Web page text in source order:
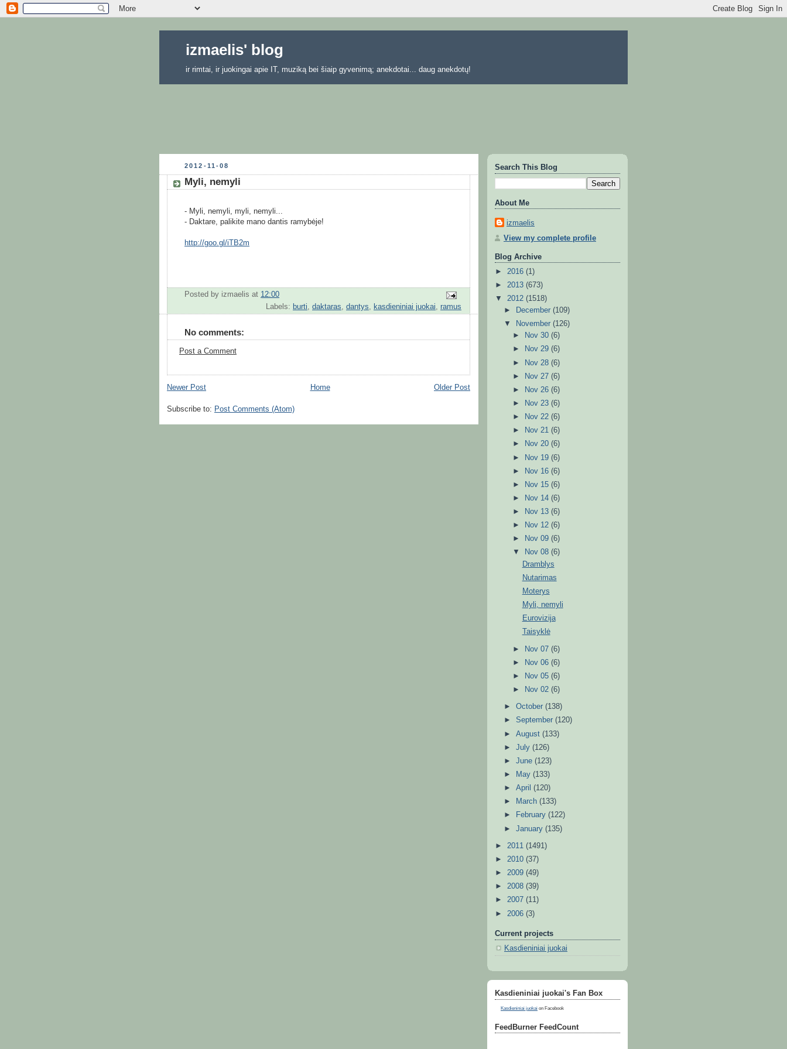
izmaelis' blog
ir rimtai, ir juokingai apie IT, muziką bei šiaip gyvenimą; anekdotai... daug anekdotų!
2012-11-08
Myli, nemyli
- Myli, nemyli, myli, nemyli...
- Daktare, palikite mano dantis ramybėje!
http://goo.gl/iTB2m
Posted by izmaelis at 12:00
Labels: burti daktaras dantys kasdieniniai juokai ramus
No comments:
Post a Comment
Newer Post Older Post
Home
Subscribe to: Post Comments (Atom)
Search This Blog
About Me
izmaelis
View my complete profile
Blog Archive
► 2016 (1)
► 2013 (673)
▼ 2012 (1518)
►
December(109)
▼
November(126)
►
Nov 30(6)
►
Nov 29(6)
►
Nov 28(6)
►
Nov 27(6)
►
Nov 26(6)
►
Nov 23(6)
►
Nov 22(6)
►
Nov 21(6)
►
Nov 20(6)
►
Nov 19(6)
►
Nov 16(6)
►
Nov 15(6)
►
Nov 14(6)
►
Nov 13(6)
►
Nov 12(6)
►
Nov 09(6)
▼
Nov 08(6)
Dramblys
Nutarimas
Moterys
Myli, nemyli
Eurovizija
Taisyklė
► Nov 07(6)
►
Nov 06(6)
►
Nov 05(6)
►
Nov 02(6)
►October(138)
►September(120)
►August(133)
►July(126)
►June(123)
►
May(133)
►April(120)
►
March(133)
►
February(122)
►January(135)
► 2011 (1491)
► 2010 (37)
► 2009 (49)
► 2008 (39)
► 2007 (11)
► 2006 (3)
Current projects
Kasdieniniai juokai
Kasdieniniai juokai's Fan Box
Kasdieniniai juokai on Facebook
FeedBurner FeedCount